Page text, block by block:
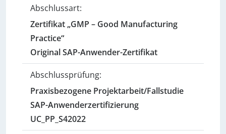
Abschlussart:
Zertifikat „GMP – Good Manufacturing
Practice“
Original SAP-Anwender-Zertifikat
Abschlussprüfung:
Praxisbezogene Projektarbeit/Fallstudie
SAP-Anwenderzertifizierung
UC_PP_S42022